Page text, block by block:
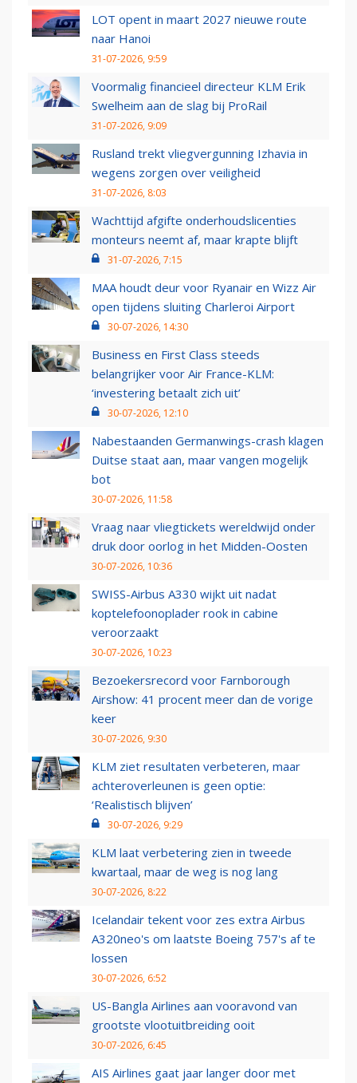
LOT opent in maart 2027 nieuwe route
naar Hanoi
31-07-2026, 9:59
Voormalig financieel directeur KLM Erik
Swelheim aan de slag bij ProRail
31-07-2026, 9:09
Rusland trekt vliegvergunning Izhavia in
wegens zorgen over veiligheid
31-07-2026, 8:03
Wachttijd afgifte onderhoudslicenties
monteurs neemt af, maar krapte blijft
31-07-2026, 7:15
MAA houdt deur voor Ryanair en Wizz Air
open tijdens sluiting Charleroi Airport
30-07-2026, 14:30
Business en First Class steeds
belangrijker voor Air France-KLM:
‘investering betaalt zich uit’
30-07-2026, 12:10
Nabestaanden Germanwings-crash klagen
Duitse staat aan, maar vangen mogelijk
bot
30-07-2026, 11:58
Vraag naar vliegtickets wereldwijd onder
druk door oorlog in het Midden-Oosten
30-07-2026, 10:36
SWISS-Airbus A330 wijkt uit nadat
koptelefoonoplader rook in cabine
veroorzaakt
30-07-2026, 10:23
Bezoekersrecord voor Farnborough
Airshow: 41 procent meer dan de vorige
keer
30-07-2026, 9:30
KLM ziet resultaten verbeteren, maar
achteroverleunen is geen optie:
‘Realistisch blijven’
30-07-2026, 9:29
KLM laat verbetering zien in tweede
kwartaal, maar de weg is nog lang
30-07-2026, 8:22
Icelandair tekent voor zes extra Airbus
A320neo's om laatste Boeing 757's af te
lossen
30-07-2026, 6:52
US-Bangla Airlines aan vooravond van
grootste vlootuitbreiding ooit
30-07-2026, 6:45
AIS Airlines gaat jaar langer door met